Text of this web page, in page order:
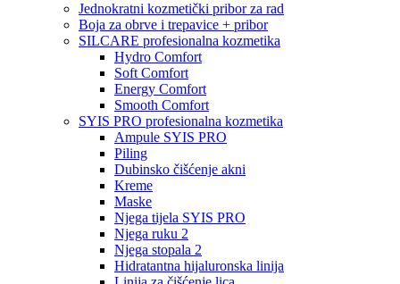
Jednokratni kozmetički pribor za rad
Boja za obrve i trepavice + pribor
SILCARE profesionalna kozmetika
Hydro Comfort
Soft Comfort
Energy Comfort
Smooth Comfort
SYIS PRO profesionalna kozmetika
Ampule SYIS PRO
Piling
Dubinsko čišćenje akni
Kreme
Maske
Njega tijela SYIS PRO
Njega ruku 2
Njega stopala 2
Hidratantna hijaluronska linija